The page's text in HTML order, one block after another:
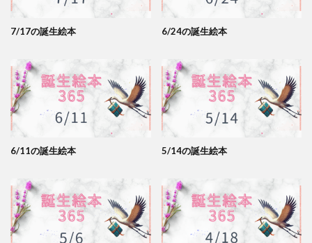
7/17の誕生絵本 6/24の誕生絵本
6/11の誕生絵本 5/14の誕生絵本